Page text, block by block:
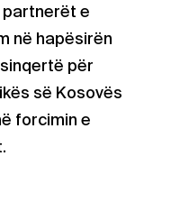
partnerët e
në hapësirën
për
së Kosovës
forcimin e